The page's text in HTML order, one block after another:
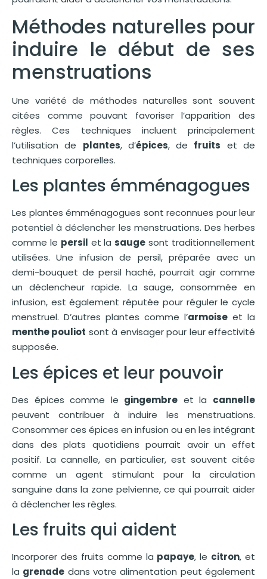
Méthodes naturelles pour
induire le début de ses
menstruations
Une variété de méthodes naturelles sont souvent
citées comme pouvant favoriser l’apparition des
règles. Ces techniques incluent principalement
l’utilisation de plantes, d’épices, de fruits et de
techniques corporelles.
Les plantes émménagogues
Les plantes émménagogues sont reconnues pour leur
potentiel à déclencher les menstruations. Des herbes
comme le persil et lasauge sont traditionnellement
utilisées. Une infusion de persil, préparée avec un
demi-bouquet de persil haché, pourrait agir comme
un déclencheur rapide. La sauge, consommée en
infusion, est également réputée pour réguler le cycle
menstruel. D’autres plantes comme l’armoise et la
menthe pouliot sont à envisager pour leur effectivité
supposée.
Les épices et leur pouvoir
Des épices comme le gingembre et la cannelle
peuvent contribuer à induire les menstruations.
Consommer ces épices en infusion ou en les intégrant
dans des plats quotidiens pourrait avoir un effet
positif. La cannelle, en particulier, est souvent citée
comme un agent stimulant pour la circulation
sanguine dans la zone pelvienne, ce qui pourrait aider
à déclencher les règles.
Les fruits qui aident
Incorporer des fruits comme la papaye, le citron, et
la grenade dans votre alimentation peut également